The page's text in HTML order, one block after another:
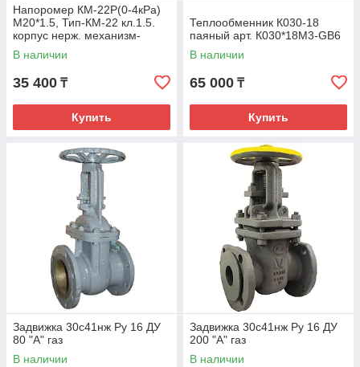
Напоромер КМ-22Р(0-4кРа)
М20*1.5, Тип-КМ-22 кл.1.5.
корпус нерж. механизм-
мд.сплав, чувствит.элемент
В наличии
35 400 ₸
Купить
Теплообменник К030-18
паяный арт. К030*18М3-GB6
В наличии
65 000 ₸
Купить
Задвижка 30с41нж Ру 16 ДУ
80 "А" газ
В наличии
Задвижка 30с41нж Ру 16 ДУ
200 "А" газ
В наличии